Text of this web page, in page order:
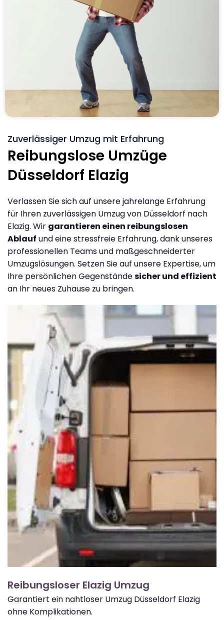
Zuverlässiger Umzug mit Erfahrung
Reibungslose Umzüge
Düsseldorf Elazig
Verlassen Sie sich auf unsere jahrelange Erfahrung
für Ihren zuverlässigen Umzug von Düsseldorf nach
Elazig. Wir garantieren einen reibungslosen
Ablauf und eine stressfreie Erfahrung, dank unseres
professionellen Teams und maßgeschneiderter
Umzugslösungen. Setzen Sie auf unsere Expertise, um
Ihre persönlichen Gegenständesicher und effizient
an Ihr neues Zuhause zu bringen.
Reibungsloser Elazig Umzug
Garantiert ein nahtloser Umzug Düsseldorf Elazig
ohne Komplikationen.